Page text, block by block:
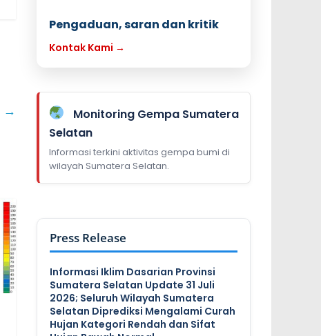
→
Pengaduan, saran dan kritik
Kontak Kami →
Monitoring Gempa Sumatera
Selatan
Informasi terkini aktivitas gempa bumi di
wilayah Sumatera Selatan.
Press Release
Informasi Iklim Dasarian Provinsi
Sumatera Selatan Update 31 Juli
2026; Seluruh Wilayah Sumatera
Selatan Diprediksi Mengalami Curah
Hujan Kategori Rendah dan Sifat